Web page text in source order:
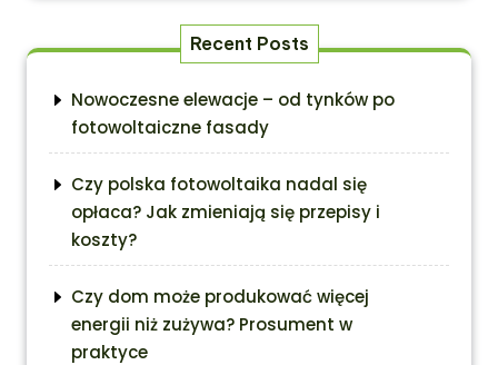
Recent Posts
Nowoczesne elewacje – od tynków po
fotowoltaiczne fasady
Czy polska fotowoltaika nadal się
opłaca? Jak zmieniają się przepisy i
koszty?
Czy dom może produkować więcej
energii niż zużywa? Prosument w
praktyce